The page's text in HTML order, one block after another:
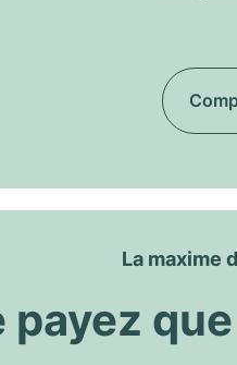
La maxime
payez